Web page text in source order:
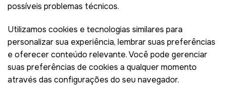
possíveis problemas técnicos.
Utilizamos cookies e tecnologias similares para
personalizar sua experiência, lembrar suas preferências
e oferecer conteúdo relevante. Você pode gerenciar
suas preferências de cookies a qualquer momento
através das configurações do seu navegador.